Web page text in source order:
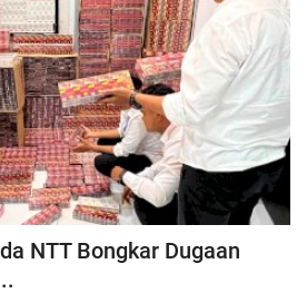
NTT Bongkar Dugaan